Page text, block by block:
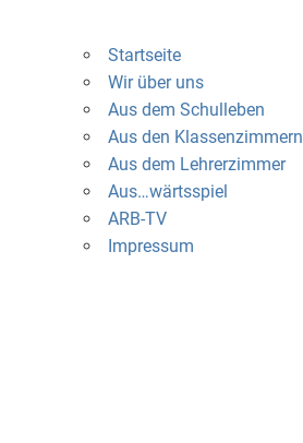
Startseite
Wir über uns
Aus dem Schulleben
Aus den Klassenzimmern
Aus dem Lehrerzimmer
Aus…wärtsspiel
ARB-TV
Impressum